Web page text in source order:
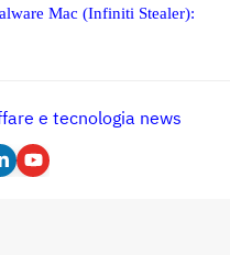
Mac (Infiniti Stealer):
e tecnologia news